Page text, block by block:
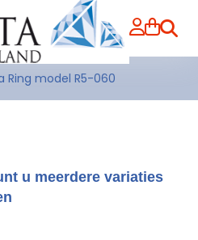
Ring model R5-060
u meerdere variaties